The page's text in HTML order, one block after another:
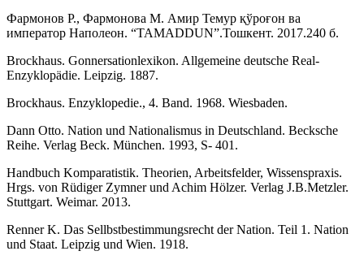
Фармонов Р., Фармонова М. Амир Темур қўроғон ва
император Наполеон. “ТАМАDDUN”.Тошкент. 2017.240 б.
Brockhaus. Gonnersationlexikon. Allgemeine deutsche Real-
Enzyklopädie. Leipzig. 1887.
Brockhaus. Enzyklopedie., 4. Band. 1968. Wiesbaden.
Dann Otto. Nation und Nationalismus in Deutschland. Becksche
Reihe. Verlag Beck. München. 1993, S- 401.
Handbuch Komparatistik. Theorien, Arbeitsfelder, Wissenspraxis.
Hrgs. von Rüdiger Zymner und Achim Hölzer. Verlag J.B.Metzler.
Stuttgart. Weimar. 2013.
Renner K. Das Sellbstbestimmungsrecht der Nation. Teil 1. Nation
und Staat. Leipzig und Wien. 1918.